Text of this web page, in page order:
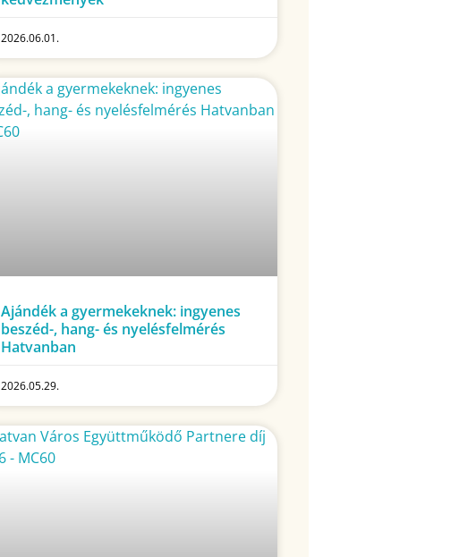
2026.06.01.
Ajándék a gyermekeknek: ingyenes
beszéd-, hang- és nyelésfelmérés
Hatvanban
2026.05.29.